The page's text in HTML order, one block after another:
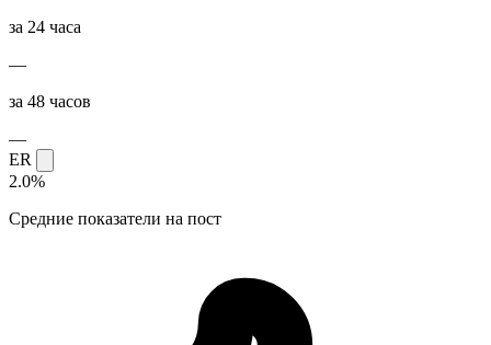
за 24 часа
—
за 48 часов
—
ER
2.0%
Средние показатели на пост